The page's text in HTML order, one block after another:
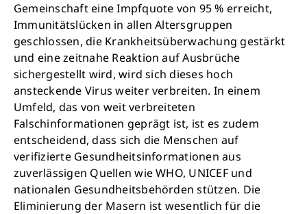
Gemeinschaft eine Impfquote von 95 % erreicht,
Immunitätslücken in allen Altersgruppen
geschlossen, die Krankheitsüberwachung gestärkt
und eine zeitnahe Reaktion auf Ausbrüche
sichergestellt wird, wird sich dieses hoch
ansteckende Virus weiter verbreiten. In einem
Umfeld, das von weit verbreiteten
Falschinformationen geprägt ist, ist es zudem
entscheidend, dass sich die Menschen auf
verifizierte Gesundheitsinformationen aus
zuverlässigen Quellen wie WHO, UNICEF und
nationalen Gesundheitsbehörden stützen. Die
Eliminierung der Masern ist wesentlich für die